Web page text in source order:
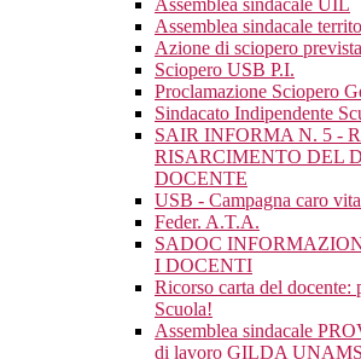
Assemblea sindacale UIL
Assemblea sindacale
Azione di sciopero
Sciopero USB P.I.
Proclamazione Sciopero
Sindacato Indipendente
SAIR INFORMA N. 5 -
RISARCIMENTO DEL
DOCENTE
USB - Campagna caro
Feder. A.T.A.
SADOC
I DOCENTI
Ricorso carta del
Scuola!
Assemblea sindacale
di lavoro GILDA UNAMS